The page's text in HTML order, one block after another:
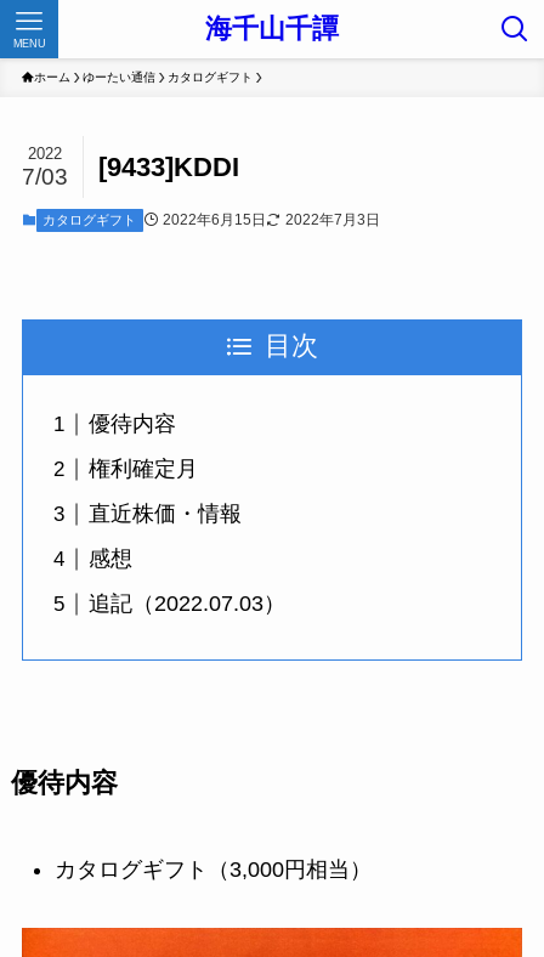
海千山千譚
MENU
ホーム ゆーたい通信 カタログギフト
[9433]KDDI
2022
7/03
カタログギフト 2022年6月15日 2022年7月3日
目次
優待内容
権利確定月
直近株価・情報
感想
追記（2022.07.03）
優待内容
カタログギフト（3,000円相当）